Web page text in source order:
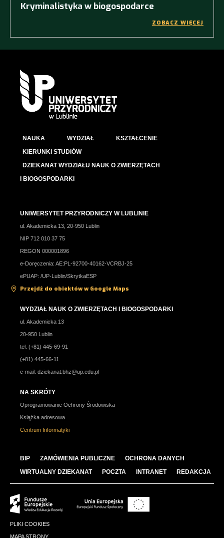
Kryminalistyka w biogospodarce
ZOBACZ WIĘCEJ
NAUKA WYDZIAŁ
KSZTAŁCENIE
KIERUNKI STUDIÓW
DZIEKANAT WYDZIAŁU NAUK O ZWIERZĘTACH
I BIOGOSPODARKI
UNIWERSYTET PRZYRODNICZY W LUBLINIE
ul. Akademicka 13, 20-950 Lublin
NIP 712 010 37 75
REGON 000001896
e-Doręczenia: AE:PL-92700-40162-VCRBJ-25
ePUAP: /UP-Lublin/SkrytkaESP
Przejdź do obiektów w Google Maps
WYDZIAŁ NAUK O ZWIERZĘTACH I BIOGOSPODARKI
ul. Akademicka 13
20-950 Lublin
tel. (+81) 445-69-91
(+81) 445-66-11
e-mail: dziekanat.bhz@up.edu.pl
NA SKRÓTY
Oprogramowanie Ochrony Środowiska
Książka adresowa
Centrum Informatyki
BIP ZAMÓWIENIA PUBLICZNE
OCHRONA DANYCH
WIRTUALNY DZIEKANAT
POCZTA INTRANET REDAKCJA
PLIKI COOKIES
MAPA STRONY